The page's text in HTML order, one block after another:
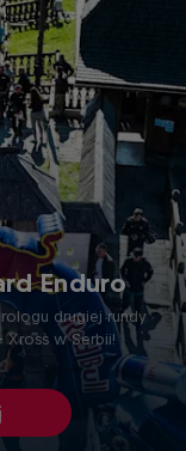
Enduro
drugiej rundy
Xross w Serbii!